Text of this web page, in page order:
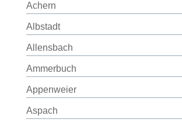
Achern
Albstadt
Allensbach
Ammerbuch
Appenweier
Aspach